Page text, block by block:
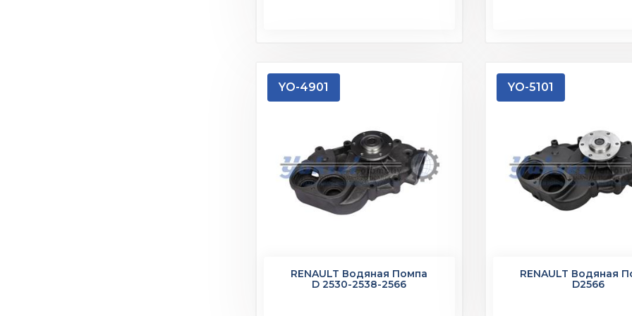
RENAULT Водяная Помпа
D 2530-2538-2566
YO-4901
RENAULT Водяная
D2566
YO-5101